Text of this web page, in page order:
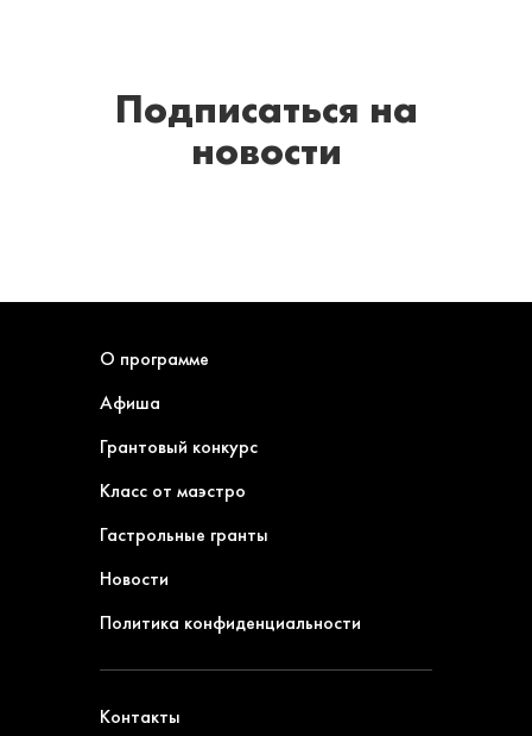
Подписаться на
новости
О программе
Афиша
Грантовый конкурс
Класс от маэстро
Гастрольные гранты
Новости
Политика конфиденциальности
Контакты